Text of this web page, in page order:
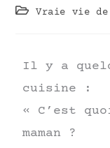
Vraie vie de
Il y a
cuisine :
« C’est
maman ?